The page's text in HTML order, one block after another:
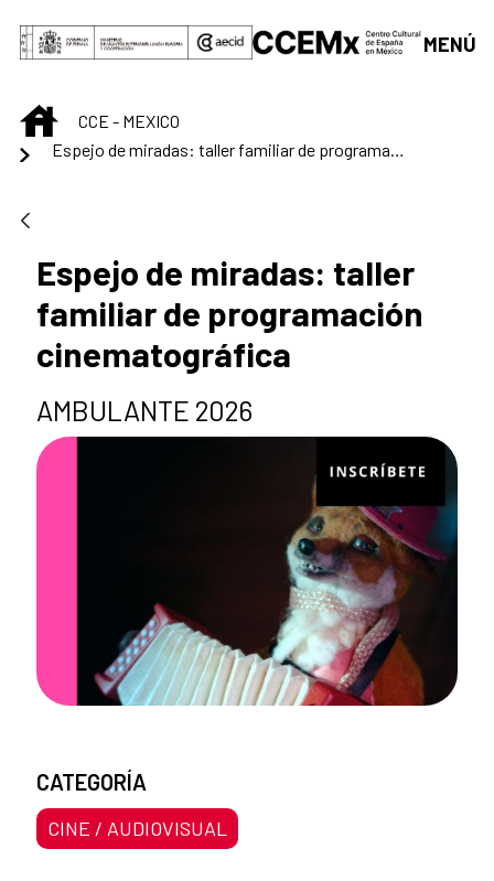
Saltar al contenido principal
MENÚ
INICIOCCE - MEXICO
Espejo de miradas: taller familiar de programación cinematográfica
Espejo de miradas: taller
familiar de programación
cinematográfica
AMBULANTE 2026
CATEGORÍA
CINE / AUDIOVISUAL